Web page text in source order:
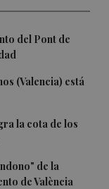
del Pont de
(Valencia) está
la cota de los
de la
de València